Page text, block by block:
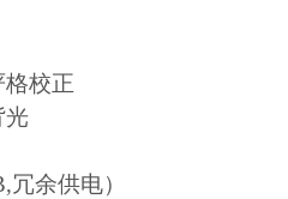
校正
光
余供电）